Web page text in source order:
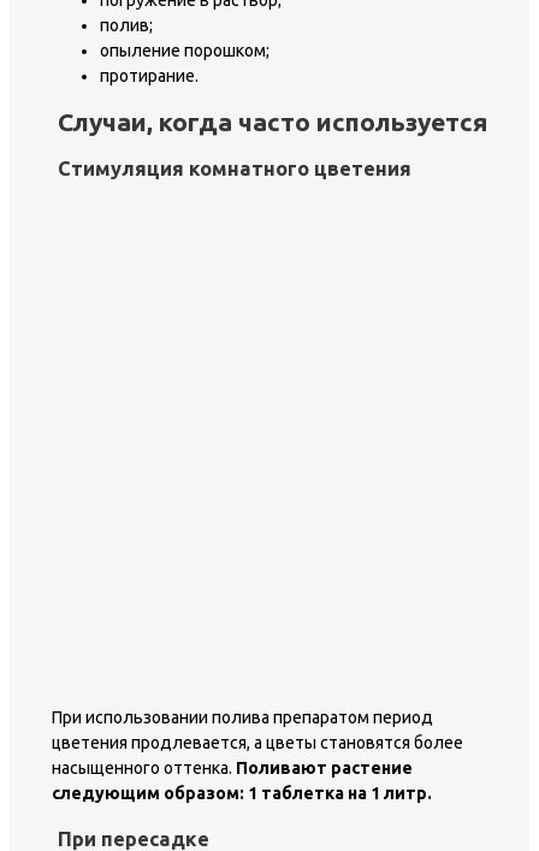
полив;
опыление порошком;
протирание.
Случаи, когда часто используется
Стимуляция комнатного цветения
При использовании полива препаратом период
цветения продлевается, а цветы становятся более
насыщенного оттенка. Поливают растение
следующим образом: 1 таблетка на 1 литр.
При пересадке